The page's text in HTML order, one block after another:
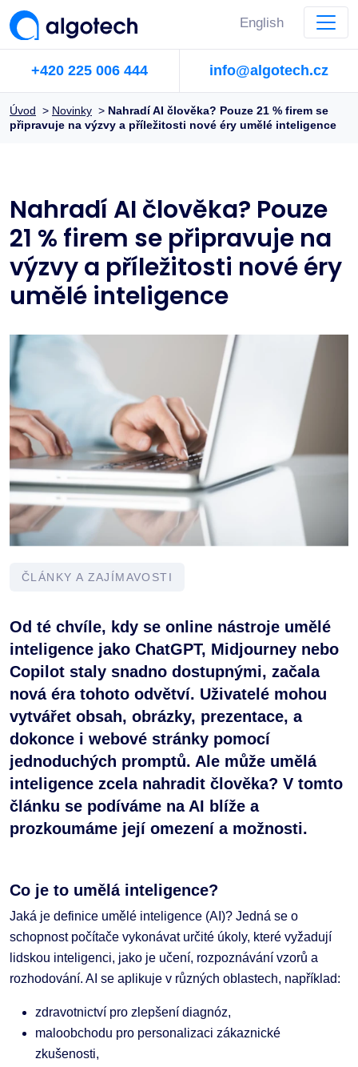
English
+420 225 006 444 info@algotech.cz
Úvod > Novinky > Nahradí AI člověka? Pouze 21 % firem se
připravuje na výzvy a příležitosti nové éry umělé inteligence
Nahradí AI člověka? Pouze
21 % firem se připravuje na
výzvy a příležitosti nové éry
umělé inteligence
ČLÁNKY A ZAJÍMAVOSTI
Od té chvíle, kdy se online nástroje umělé
inteligence jako ChatGPT, Midjourney nebo
Copilot staly snadno dostupnými, začala
nová éra tohoto odvětví. Uživatelé mohou
vytvářet obsah, obrázky, prezentace, a
dokonce i webové stránky pomocí
jednoduchých promptů. Ale může umělá
inteligence zcela nahradit člověka? V tomto
článku se podíváme na AI blíže a
prozkoumáme její omezení a možnosti.
Co je to umělá inteligence?
Jaká je definice umělé inteligence (AI)? Jedná se o
schopnost počítače vykonávat určité úkoly, které vyžadují
lidskou inteligenci, jako je učení, rozpoznávání vzorů a
rozhodování. AI se aplikuje v různých oblastech, například:
zdravotnictví pro zlepšení diagnóz,
maloobchodu pro personalizaci zákaznické
zkušenosti,